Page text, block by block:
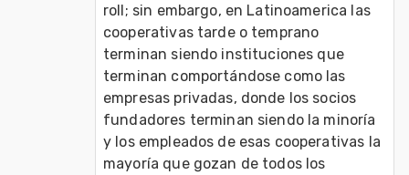
roll; sin embargo, en Latinoamerica las
cooperativas tarde o temprano
terminan siendo instituciones que
terminan comportándose como las
empresas privadas, donde los socios
fundadores terminan siendo la minoría
y los empleados de esas cooperativas la
mayoría que gozan de todos los